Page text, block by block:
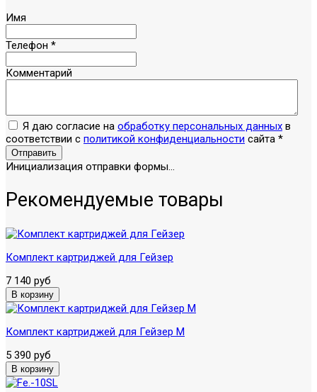
Имя
Телефон *
Комментарий
Я даю согласие на обработку персональных данных в
соответствии с политикой конфиденциальности сайта *
Отправить
Инициализация отправки формы...
Рекомендуемые товары
Комплект картриджей для Гейзер
7 140 руб
Комплект картриджей для Гейзер М
5 390 руб